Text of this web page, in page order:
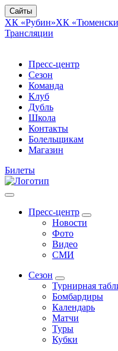
Сайты
ХК «Рубин»ХК
Трансляции
Пресс-центр
Сезон
Команда
Клуб
Дубль
Школа
Контакты
Болельщикам
Магазин
Билеты
Пресс-центр
Новости
Фото
Видео
СМИ
Сезон
Турнирная
Бомбардиры
Календарь
Матчи
Туры
Кубки